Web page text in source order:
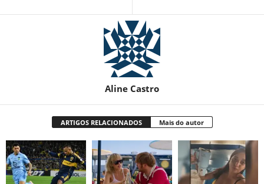
Aline Castro
ARTIGOS RELACIONADOS Mais do autor